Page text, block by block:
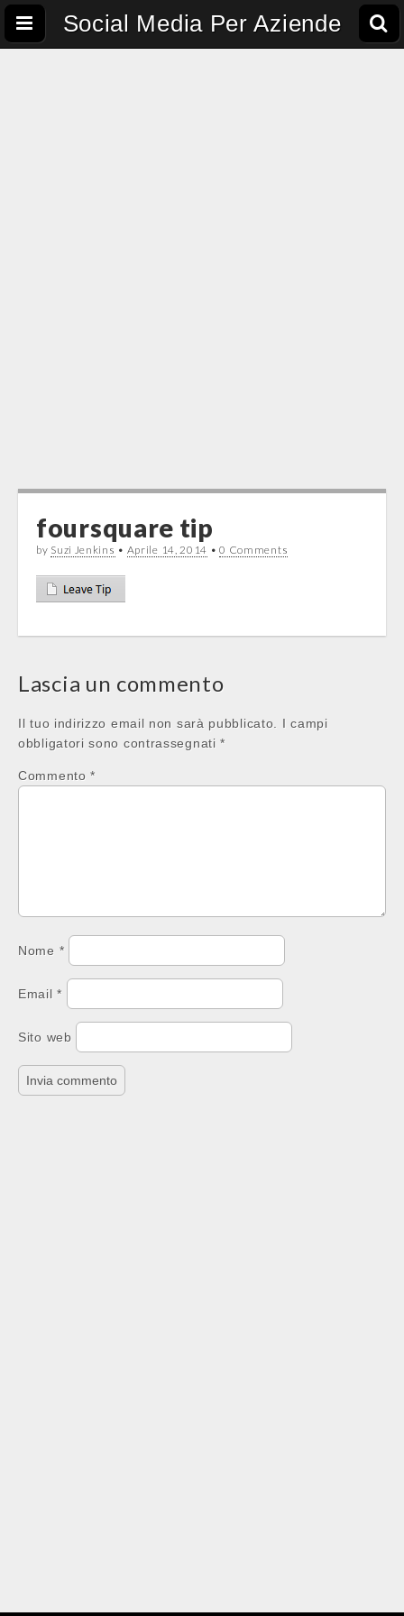
Social Media Per Aziende
foursquare tip
by Suzi Jenkins • Aprile 14, 2014 •0 Comments
navigation
Lascia un commento
Il tuo indirizzo email non sarà pubblicato.
I campi
obbligatori sono contrassegnati*
Commento*
Nome *
Email*
Sito web